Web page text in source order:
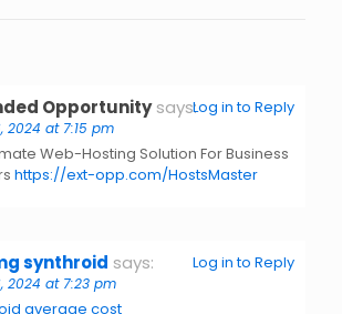
Opportunity says:
2024 at 7:15 pm
Web-Hosting Solution For Business
https://ext-opp.com/HostsMaster
Log in to Reply
synthroid says:
2024 at 7:23 pm
average cost
Log in to Reply